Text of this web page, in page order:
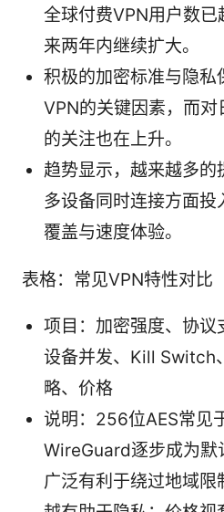
全球付费VPN用户数
来两年内继续扩大。
积极的加密标准与隐私
VPN的关键因素，而
的关注也在上升。
趋势显示，越来越多的
多设备同时连接方面投
覆盖与速度体验。
表格：常见VPN特性对比
项目：加密强度、协议
设备并发、Kill Switch
略、价格
说明：256位AES常见
WireGuard逐步成为默
广泛有利于绕过地域